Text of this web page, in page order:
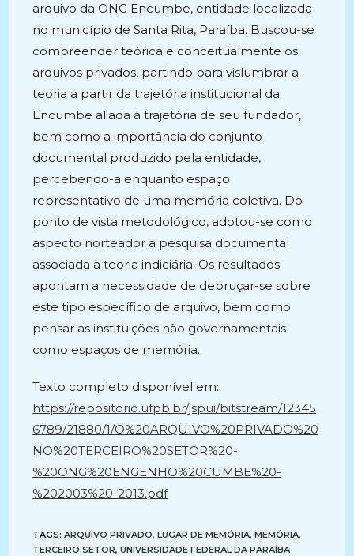
arquivo da ONG Encumbe, entidade localizada
no município de Santa Rita, Paraíba. Buscou-se
compreender teórica e conceitualmente os
arquivos privados, partindo para vislumbrar a
teoria a partir da trajetória institucional da
Encumbe aliada à trajetória de seu fundador,
bem como a importância do conjunto
documental produzido pela entidade,
percebendo-a enquanto espaço
representativo de uma memória coletiva. Do
ponto de vista metodológico, adotou-se como
aspecto norteador a pesquisa documental
associada à teoria indiciária. Os resultados
apontam a necessidade de debruçar-se sobre
este tipo específico de arquivo, bem como
pensar as instituições não governamentais
como espaços de memória.
Texto completo disponível em:
https://repositorio.ufpb.br/jspui/bitstream/12345
6789/21880/1/O%20ARQUIVO%20PRIVADO%20
NO%20TERCEIRO%20SETOR%20-
%20ONG%20ENGENHO%20CUMBE%20-
%202003%20-2013.pdf
TAGS:ARQUIVO PRIVADO, LUGAR DE MEMÓRIA, MEMÓRIA,
TERCEIRO SETOR, UNIVERSIDADE FEDERAL DA PARAÍBA